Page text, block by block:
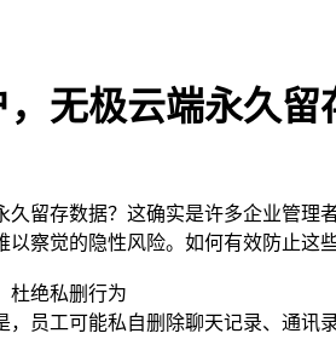
无极云端永久留
久留存数据？这确实是许多企业管理
以察觉的隐性风险。如何有效防止这
杜绝私删行为
，员工可能私自删除聊天记录、通